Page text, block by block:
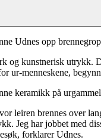
Udnes opp
og kunstnerisk utrykk.
ur-menneskene,
keramikk på
leiren brennes over
Jeg har jobbet med
forklarer Udnes.